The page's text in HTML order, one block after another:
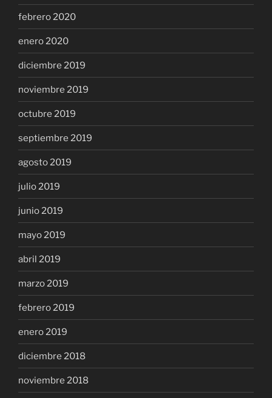
febrero 2020
enero 2020
diciembre 2019
noviembre 2019
octubre 2019
septiembre 2019
agosto 2019
julio 2019
junio 2019
mayo 2019
abril 2019
marzo 2019
febrero 2019
enero 2019
diciembre 2018
noviembre 2018